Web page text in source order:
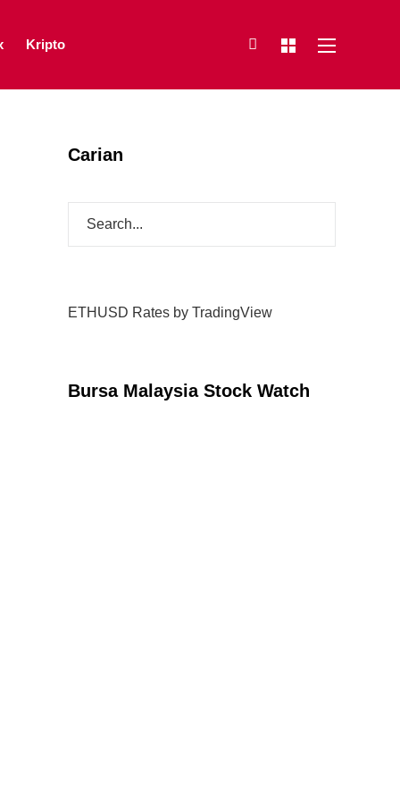
Kripto
Carian
ETHUSD Rates by TradingView
Bursa Malaysia Stock Watch